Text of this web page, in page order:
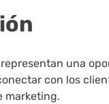
representan una
con los
marketing.